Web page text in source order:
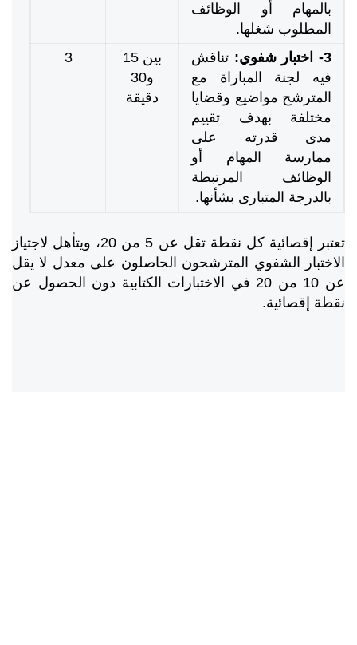
بالمهام أو الوظائف
المطلوب شغلها.
3- اختبار شفوي:
تناقش
فيه لجنة المباراة مع
المترشح مواضيع وقضايا
مختلفة بهدف تقييم
مدى قدرته على
ممارسة المهام أو
الوظائف المرتبطة
بالدرجة المتبارى بشأنها.
بين 15
و30
دقيقة
3
تعتبر إقصائية كل نقطة تقل عن 5 من 20، ويتأهل لاجتياز
الاختبار الشفوي المترشحون الحاصلون على معدل لا يقل
عن 10 من 20 في الاختبارات الكتابية دون الحصول عن
نقطة إقصائية.